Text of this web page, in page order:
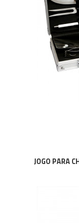
JOGO PARA